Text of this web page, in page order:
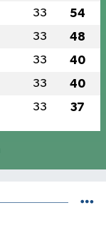
33 54
33 48
33 40
33 40
33 37